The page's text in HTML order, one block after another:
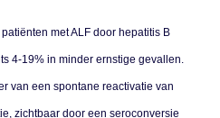
met ALF door hepatitis B
4-19% in minder ernstige gevallen.
van een spontane reactivatie van
zichtbaar door een seroconversie